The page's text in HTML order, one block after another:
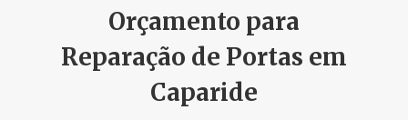
Orçamento para
Reparação de Portas em
Caparide